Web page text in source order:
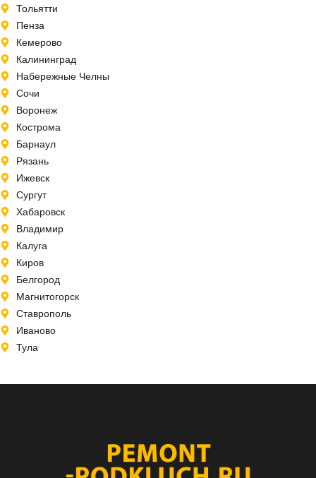
Тольятти
Пенза
Кемерово
Калининград
Набережные Челны
Сочи
Воронеж
Кострома
Барнаул
Рязань
Ижевск
Сургут
Хабаровск
Владимир
Калуга
Киров
Белгород
Магнитогорск
Ставрополь
Иваново
Тула